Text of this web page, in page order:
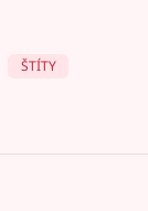
ŠTÍTY